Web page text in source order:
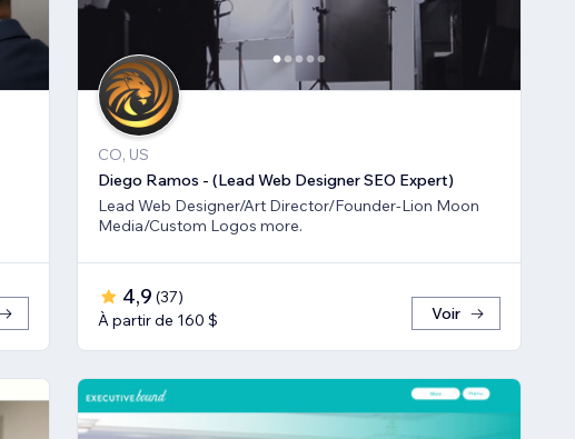
CO, US
Diego Ramos - (Lead Web Designer SEO Expert)
Lead Web Designer/Art Director/Founder-Lion Moon
Media/Custom Logos more.
4,9 (37)
À partir de 160 $
Voir